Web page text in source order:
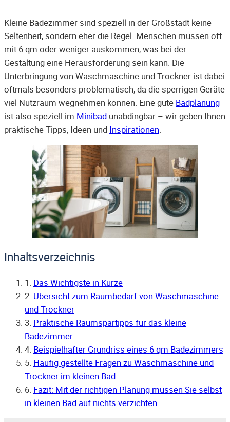
Kleine Badezimmer sind speziell in der Großstadt keine
Seltenheit, sondern eher die Regel. Menschen müssen oft
mit 6 qm oder weniger auskommen, was bei der
Gestaltung eine Herausforderung sein kann. Die
Unterbringung von Waschmaschine und Trockner ist dabei
oftmals besonders problematisch, da die sperrigen Geräte
viel Nutzraum wegnehmen können. Eine gute Badplanung
ist also speziell im Minibad unabdingbar – wir geben Ihnen
praktische Tipps, Ideen und Inspirationen.
Inhaltsverzeichnis
1. Das Wichtigste in Kürze
2. Übersicht zum Raumbedarf von Waschmaschine
und Trockner
3. Praktische Raumspartipps für das kleine
Badezimmer
4. Beispielhafter Grundriss eines 6 qm Badezimmers
5. Häufig gestellte Fragen zu Waschmaschine und
Trockner im kleinen Bad
6. Fazit: Mit der richtigen Planung müssen Sie selbst
in kleinen Bad auf nichts verzichten